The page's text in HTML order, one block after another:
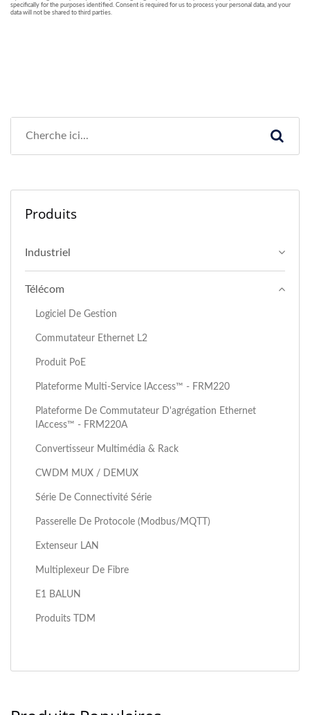
Produits
Industriel
Télécom
Logiciel De Gestion
Commutateur Ethernet L2
Produit PoE
Plateforme Multi-Service IAccess™ - FRM220
Plateforme De Commutateur D'agrégation Ethernet
IAccess™ - FRM220A
Convertisseur Multimédia & Rack
CWDM MUX / DEMUX
Série De Connectivité Série
Passerelle De Protocole (Modbus/MQTT)
Extenseur LAN
Multiplexeur De Fibre
E1 BALUN
Produits TDM